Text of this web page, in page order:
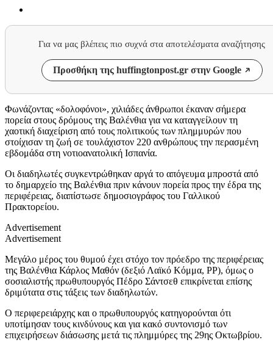
Για να μας βλέπεις πιο συχνά στα αποτελέσματα αναζήτησης
Προσθήκη της huffingtonpost.gr στην Google
Φωνάζοντας «δολοφόνοι», χιλιάδες άνθρωποι έκαναν σήμερα
πορεία στους δρόμους της Βαλένθια για να καταγγείλουν τη
χαοτική διαχείριση από τους πολιτικούς των πλημμυρών που
στοίχισαν τη ζωή σε τουλάχιστον 220 ανθρώπους την περασμένη
εβδομάδα στη νοτιοανατολική Ισπανία.
Οι διαδηλωτές συγκεντρώθηκαν αργά το απόγευμα μπροστά από
το δημαρχείο της Βαλένθια πριν κάνουν πορεία προς την έδρα της
περιφέρειας, διαπίστωσε δημοσιογράφος του Γαλλικού
Πρακτορείου.
Advertisement
Advertisement
Μεγάλο μέρος του θυμού έχει στόχο τον πρόεδρο της περιφέρειας
της Βαλένθια Κάρλος Μαθόν (δεξιό Λαϊκό Κόμμα, PP), όμως ο
σοσιαλιστής πρωθυπουργός Πέδρο Σάντσεθ επικρίνεται επίσης
δριμύτατα στις τάξεις των διαδηλωτών.
Ο περιφερειάρχης και ο πρωθυπουργός κατηγορούνται ότι
υποτίμησαν τους κινδύνους και για κακό συντονισμό των
επιχειρήσεων διάσωσης μετά τις πλημμύρες της 29ης Οκτωβρίου.